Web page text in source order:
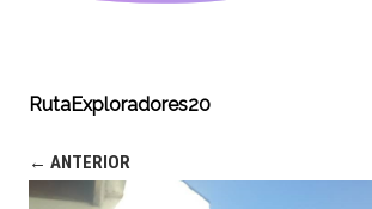
RutaExploradores20
← ANTERIOR